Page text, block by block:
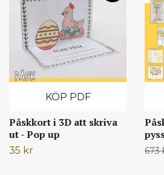
KÖP PDF
Påskkort i 3D att skriva
ut - Pop up
35 kr 673